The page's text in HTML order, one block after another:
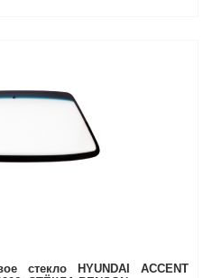
стекло HYUNDAI ACCENT